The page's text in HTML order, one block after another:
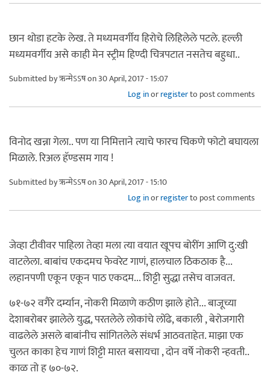
छान थोडा हटके लेख. ते मध्यमवर्गीय हिरोचे लिहिलेले पटले. हल्ली
मध्यमवर्गीय असे काही मेन स्ट्रीम हिण्दी चित्रपटात नसतेच बहुधा..
Submitted byऋन्मेऽऽषon 30 April, 2017 - 15:07
Log inorregisterto post comments
विनोद खन्ना गेला.. पण या निमित्ताने त्याचे फारच चिकणे फोटो बघायला
मिळाले. रिअल हॅण्डसम गाय !
Submitted byऋन्मेऽऽषon 30 April, 2017 - 15:10
Log inorregisterto post comments
जेव्हा टीवीवर पाहिला तेव्हा मला त्या वयात खूपच बोरींग आणि दु:खी
वाटलेला. बाबांच एकदमच फेवरेट गाणं, हालचाल ठिकठाक है...
लहानपणी एकून एकून पाठ एकदम... शिट्टी सुद्धा तसेच वाजवत.
७१-७२ वगैरे दर्म्यान, नोकरी मिळाणे कठीण झाले होते... बाजूच्या
देशाबरोबर झालेले युद्ध, परतलेले लोकांचे लोंढे, बकाली , बेरोजगारी
वाढलेले असले बाबांनीच सांगितलेले संधर्भ आठवताहेत. माझा एक
चुलत काका हेच गाणं शिट्टी मारत बसायचा , दोन वर्षे नोकरी न्हवती..
काळ तो ह ७०-७२.